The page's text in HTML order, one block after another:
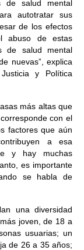
de salud mental
autotratar sus
de los efectos
abuso de estas
de salud mental
nuevas”, explica
y Política
más altas que
con el
factores que aún
a esa
y hay muchas
es importante
se habla de
una diversidad
joven, de 18 a
usuarias; un
de 26 a 35 años;